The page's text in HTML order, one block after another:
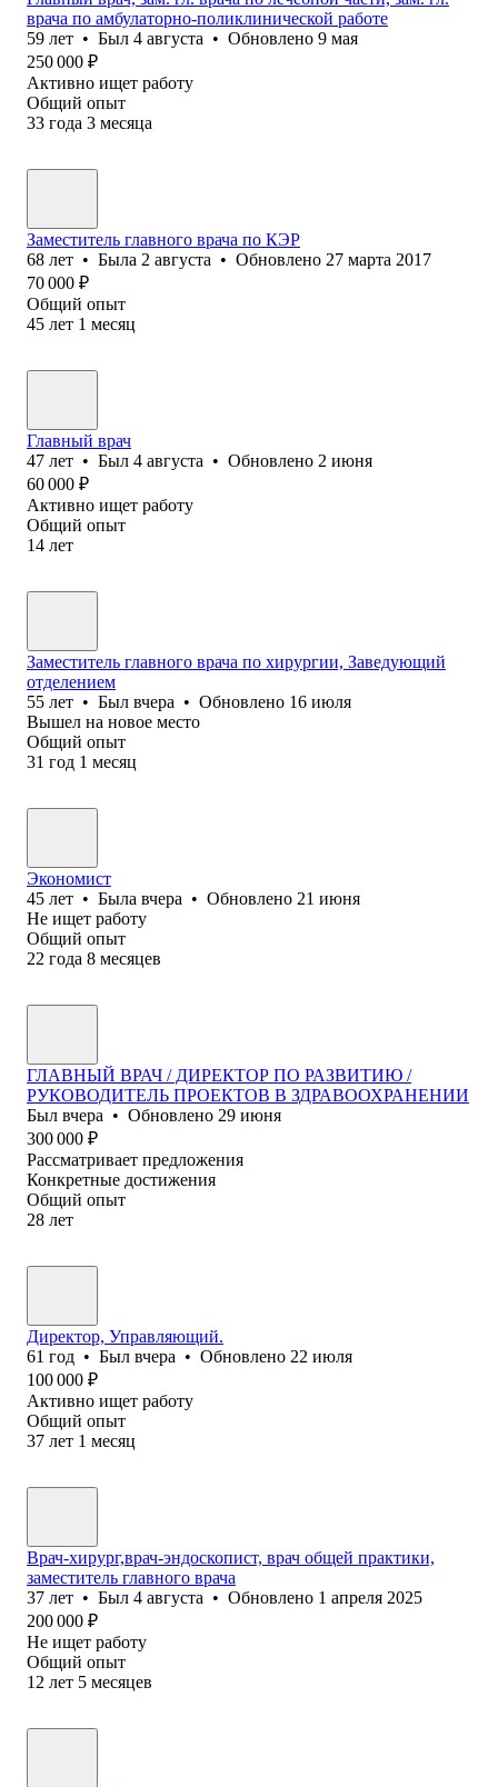
врача по амбулаторно-поликлинической работе
59 лет • Был 4 августа • Обновлено 9 мая
250 000 ₽
Активно ищет работу
Общий опыт
33 года 3 месяца
Заместитель главного врача по КЭР
68 лет • Была 2 августа • Обновлено 27 марта 2017
70 000 ₽
Общий опыт
45 лет 1 месяц
Главный врач
47 лет • Был 4 августа • Обновлено 2 июня
60 000 ₽
Активно ищет работу
Общий опыт
14 лет
Заместитель главного врача по хирургии, Заведующий
отделением
55 лет • Был вчера • Обновлено 16 июля
Вышел на новое место
Общий опыт
31 год 1 месяц
Экономист
45 лет • Была вчера • Обновлено 21 июня
Не ищет работу
Общий опыт
22 года 8 месяцев
ГЛАВНЫЙ ВРАЧ / ДИРЕКТОР ПО РАЗВИТИЮ /
РУКОВОДИТЕЛЬ ПРОЕКТОВ В ЗДРАВООХРАНЕНИИ
Был вчера • Обновлено 29 июня
300 000 ₽
Рассматривает предложения
Конкретные достижения
Общий опыт
28 лет
Директор, Управляющий.
61 год • Был вчера • Обновлено 22 июля
100 000 ₽
Активно ищет работу
Общий опыт
37 лет 1 месяц
Врач-хирург,врач-эндоскопист, врач общей практики,
заместитель главного врача
37 лет • Был 4 августа • Обновлено 1 апреля 2025
200 000 ₽
Не ищет работу
Общий опыт
12 лет 5 месяцев